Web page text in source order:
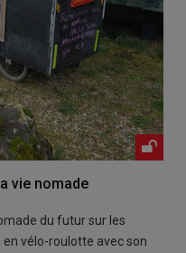
vie nomade
du futur sur les
vélo-roulotte avec son